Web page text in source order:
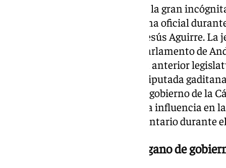
Lo que arrancó la jornada como la gran
gaditanos se ha resuelto de forma oficial
rector, presidido de nuevo por Jesús Aguirre.
vicepresidenta de la Mesa del Parlamento de
un alto perfil institucional en la anterior
a depositar su confianza en la diputada
asientos del máximo órgano de gobierno de la
a Cádiz una posición de máxima influencia en
decisiones del día a día parlamentario durante
Las Secretarías cierran el órgano de